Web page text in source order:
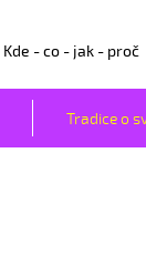
Kde - co - jak - proč
Tradice o